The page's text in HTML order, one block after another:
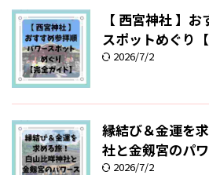
【 西宮神社 】
スポットめぐり
2026/7/2
縁結び＆金運を
社と金剱宮のパ
2026/7/2